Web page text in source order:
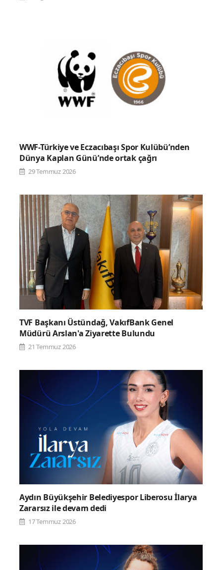
WWF-Türkiye ve Eczacıbaşı Spor Kulübü’nden
Dünya Kaplan Günü’nde ortak çağrı
29 Temmuz 2026
TVF Başkanı Üstündağ, VakıfBank Genel
Müdürü Arslan'a Ziyarette Bulundu
21 Temmuz 2026
Aydın Büyükşehir Belediyespor Liberosu İlarya
Zararsız ile devam dedi
17 Temmuz 2026